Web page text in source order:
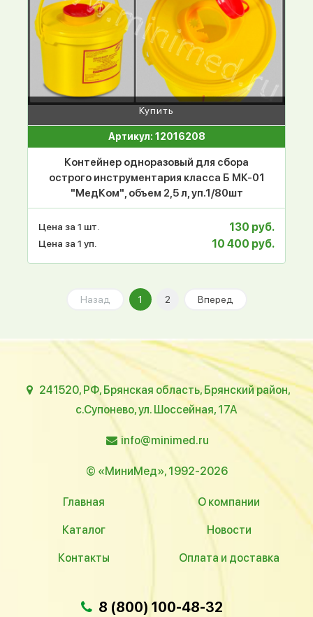
Купить
Артикул: 12016208
Контейнер одноразовый для сбора
острого инструментария класса Б МК-01
"МедКом", объем 2,5 л, уп.1/80шт
Цена за 1 шт. 130 руб.
Цена за 1 уп. 10 400 руб.
Назад 1 2 Вперед
241520, РФ, Брянская область, Брянский район,
с.Супонево, ул. Шоссейная, 17А
info@minimed.ru
© «МиниМед», 1992-2026
Главная О компании
Каталог Новости
Контакты Оплата и доставка
8 (800) 100-48-32